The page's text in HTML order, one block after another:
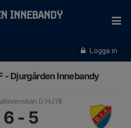
Logga in
Innebandy
- Djurgården Innebandy
D HJ18
6 - 5